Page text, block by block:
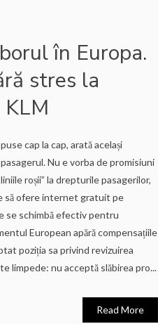
în Europa.
stres la
cap la cap, arată același
Nu e vorba de promisiuni
roșii” la drepturile pasagerilor,
să ofere internet gratuit pe
se schimbă efectiv pentru
European apără compensațiile
poziția sa privind revizuirea
limpede: nu acceptă slăbirea pro...
Read More